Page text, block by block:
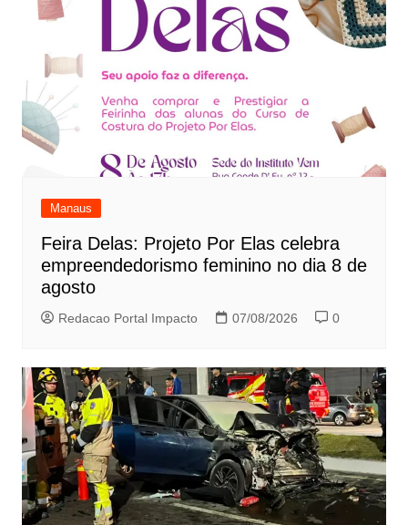
Manaus
Feira Delas: Projeto Por Elas celebra
empreendedorismo feminino no dia 8 de
agosto
Redacao Portal Impacto 07/08/2026 0